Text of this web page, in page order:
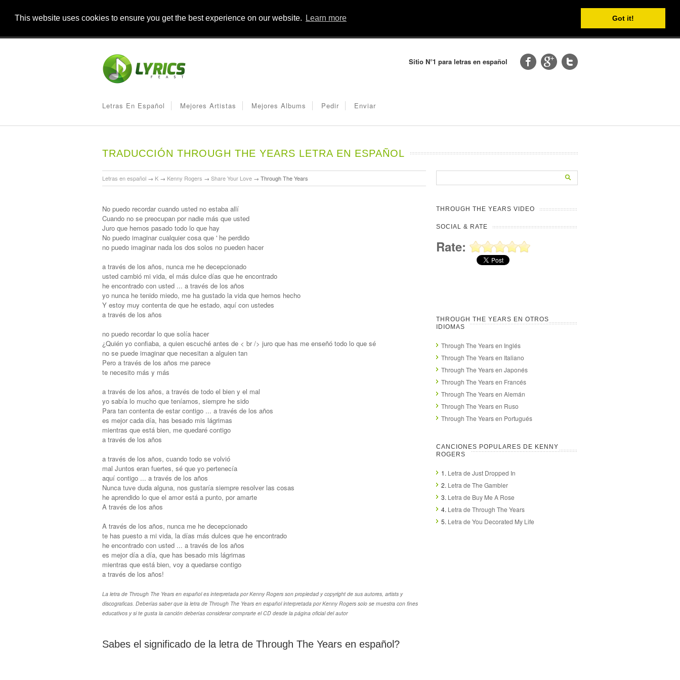
This website uses cookies to ensure you get the best experience on our website. Learn more Got it!
Sitio N°1 para letras en español
Letras En Español Mejores Artistas Mejores Albums Pedir Enviar
TRADUCCIÓN THROUGH THE YEARS LETRA EN ESPAÑOL
Letras en español → K → Kenny Rogers → Share Your Love → Through The Years
No puedo recordar cuando usted no estaba allí
Cuando no se preocupan por nadie más que usted
Juro que hemos pasado todo lo que hay
No puedo imaginar cualquier cosa que ' he perdido
no puedo imaginar nada los dos solos no pueden hacer
a través de los años, nunca me he decepcionado
usted cambió mi vida, el más dulce días que he encontrado
he encontrado con usted ... a través de los años
yo nunca he tenido miedo, me ha gustado la vida que hemos hecho
Y estoy muy contenta de que he estado, aquí con ustedes
a través de los años
no puedo recordar lo que solía hacer
¿Quién yo confiaba, a quien escuché antes de < br /> juro que has me enseñó todo lo que sé
no se puede imaginar que necesitan a alguien tan
Pero a través de los años me parece
te necesito más y más
a través de los años, a través de todo el bien y el mal
yo sabía lo mucho que teníamos, siempre he sido
Para tan contenta de estar contigo ... a través de los años
es mejor cada día, has besado mis lágrimas
mientras que está bien, me quedaré contigo
a través de los años
a través de los años, cuando todo se volvió
mal Juntos eran fuertes, sé que yo pertenecía
aquí contigo ... a través de los años
Nunca tuve duda alguna, nos gustaría siempre resolver las cosas
he aprendido lo que el amor está a punto, por amarte
A través de los años
A través de los años, nunca me he decepcionado
te has puesto a mi vida, la días más dulces que he encontrado
he encontrado con usted ... a través de los años
es mejor día a día, que has besado mis lágrimas
mientras que está bien, voy a quedarse contigo
a través de los años!
La letra de Through The Years en español es interpretada por Kenny Rogers son propiedad y copyright de sus autores, artists y
discograficas. Deberías saber que la letra de Through The Years en español interpretada por Kenny Rogers solo se muestra con fines
educativos y si te gusta la canción deberías considerar comprarte el CD desde la página oficial del autor
Sabes el significado de la letra de Through The Years en español?
THROUGH THE YEARS VIDEO
SOCIAL & RATE
Rate:
THROUGH THE YEARS EN OTROS
IDIOMAS
Through The Years en Inglés
Through The Years en Italiano
Through The Years en Japonés
Through The Years en Francés
Through The Years en Alemán
Through The Years en Ruso
Through The Years en Portugués
CANCIONES POPULARES DE KENNY
ROGERS
1. Letra de Just Dropped In
2. Letra de The Gambler
3. Letra de Buy Me A Rose
4. Letra de Through The Years
5. Letra de You Decorated My Life